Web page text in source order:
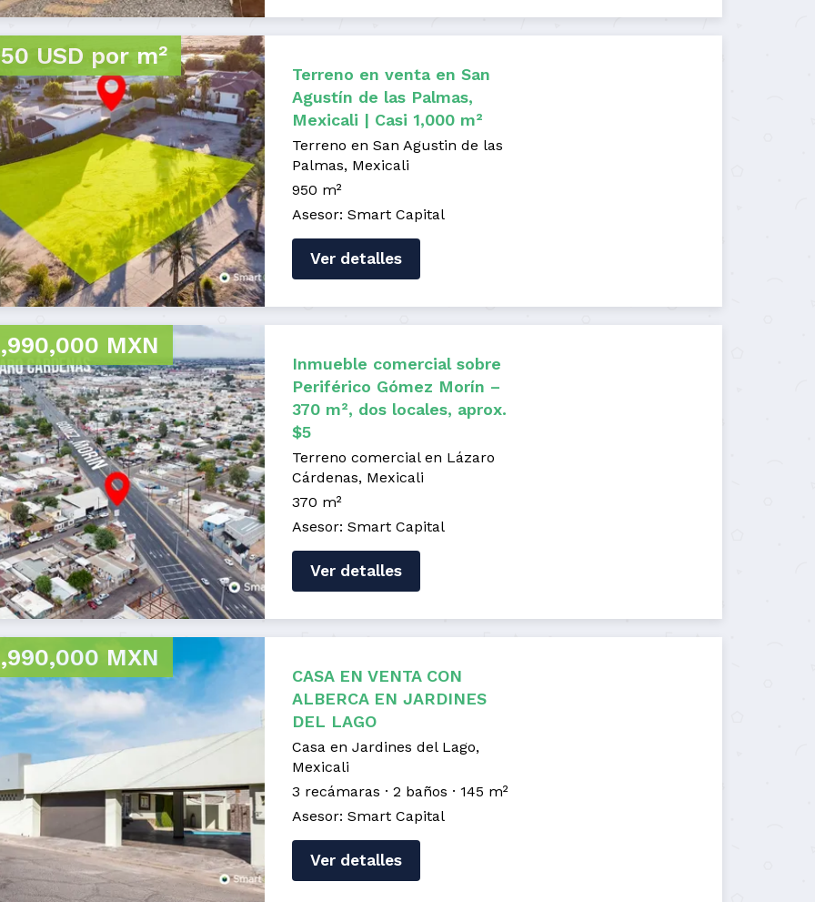
USD por m²
Terreno en venta en San
Agustín de las Palmas,
Mexicali | Casi 1,000 m²
Terreno en San Agustin de las
Palmas, Mexicali
950 m²
Asesor: Smart Capital
Ver detalles
MXN
Inmueble comercial sobre
Periférico Gómez Morín –
370 m², dos locales, aprox.
$5
Terreno comercial en Lázaro
Cárdenas, Mexicali
370 m²
Asesor: Smart Capital
Ver detalles
MXN
CASA EN VENTA CON
ALBERCA EN JARDINES
DEL LAGO
Casa en Jardines del Lago,
Mexicali
3 recámaras
2 baños
145 m²
Asesor: Smart Capital
Ver detalles